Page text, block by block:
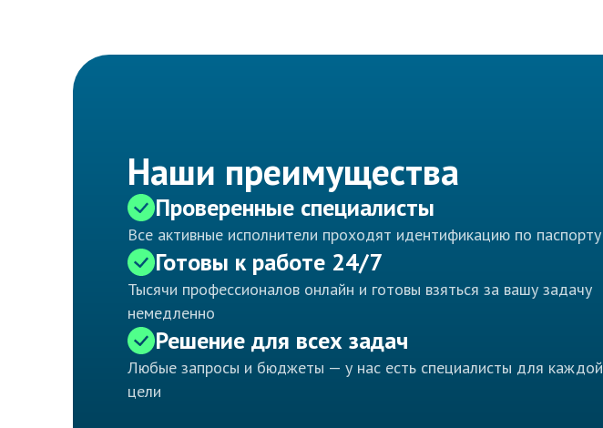
Наши преимущества
Проверенные специалисты
Все активные исполнители проходят идентификацию по паспорту
Готовы к работе 24/7
Тысячи профессионалов онлайн и готовы взяться за вашу задачу
немедленно
Решение для всех задач
Любые запросы и бюджеты — у нас есть специалисты для каждой
цели